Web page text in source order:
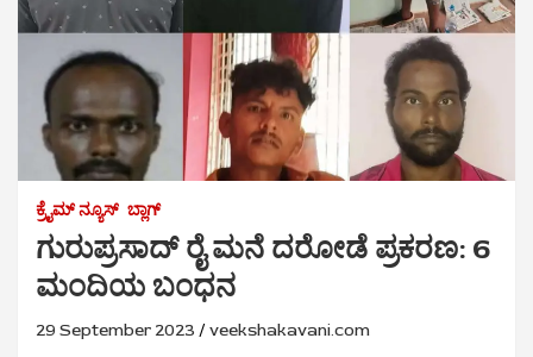
ಕ್ರೈಮ್‌ ನ್ಯೂಸ್ ಬ್ಲಾಗ್
ಗುರುಪ್ರಸಾದ್ ರೈ ಮನೆ ದರೋಡೆ ಪ್ರಕರಣ: 6
ಮಂದಿಯ ಬಂಧನ
29 September 2023 veekshakavani.com